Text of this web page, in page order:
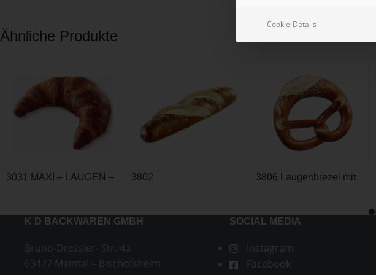
Ähnliche Produkte
3031 MAXI – LAUGEN –
3802
3806 Laugenbrezel mit
K D BACKWAREN GMBH
Bruno-Dressler- Str. 4a
63477 Maintal – Bischofsheim
SOCIAL MEDIA
Instagram
Facebook
Cookie-Details